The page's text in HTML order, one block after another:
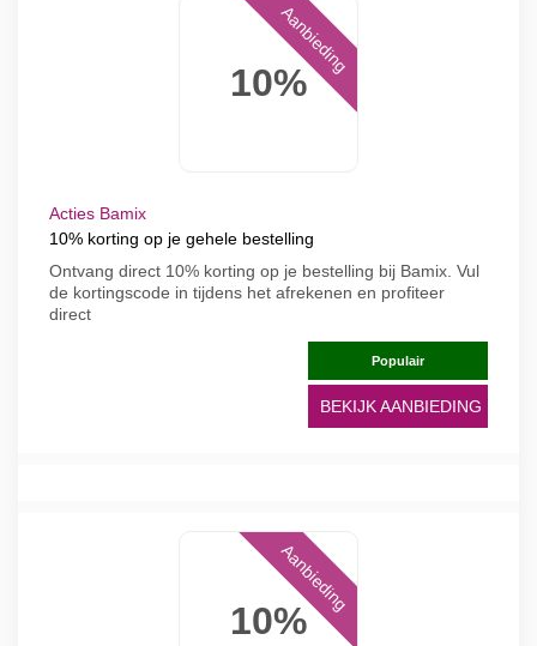
10%
Aanbieding
Acties Bamix
10% korting op je gehele bestelling
Ontvang direct 10% korting op je bestelling bij Bamix. Vul
de kortingscode in tijdens het afrekenen en profiteer
direct
Populair
BEKIJK AANBIEDING
10%
Aanbieding